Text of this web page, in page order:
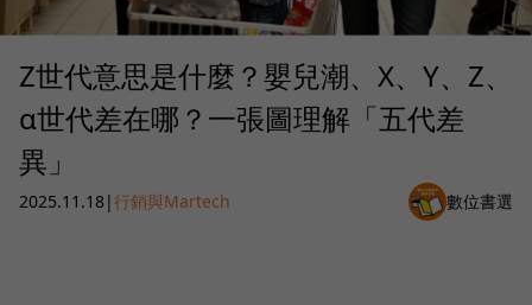
Z世代意思是什麼？嬰兒潮、X、Y、Z、
α世代差在哪？一張圖理解「五代差
異」
2025.11.18|行銷與Martech 數位書選